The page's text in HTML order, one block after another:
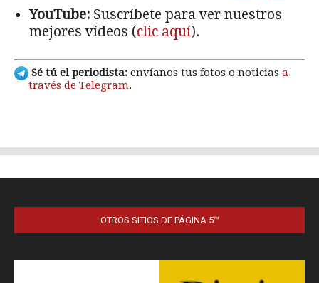
OTROS SITIOS DE PÁGINA 5™